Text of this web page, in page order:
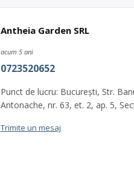
Antheia Garden SRL
acum 5 ani
0723520652
Punct de lucru: București, Str.
Antonache, nr. 63, et. 2, ap. 5,
Trimite un mesaj